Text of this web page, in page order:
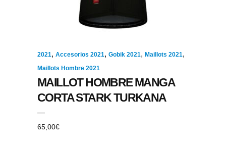
2021, Accesorios 2021, Gobik 2021, Maillots 2021,
Maillots Hombre 2021
MAILLOT HOMBRE MANGA
CORTA STARK TURKANA
65,00€